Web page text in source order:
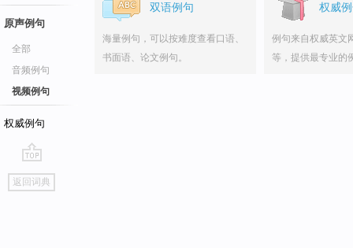
原声例句
全部
音频例句
视频例句
权威例句
go
top
返回词典
双语例句
海量例句，可以按难度查看口语、
书面语、论文例句。
权威
例句来自权威英文
等，提供最专业的